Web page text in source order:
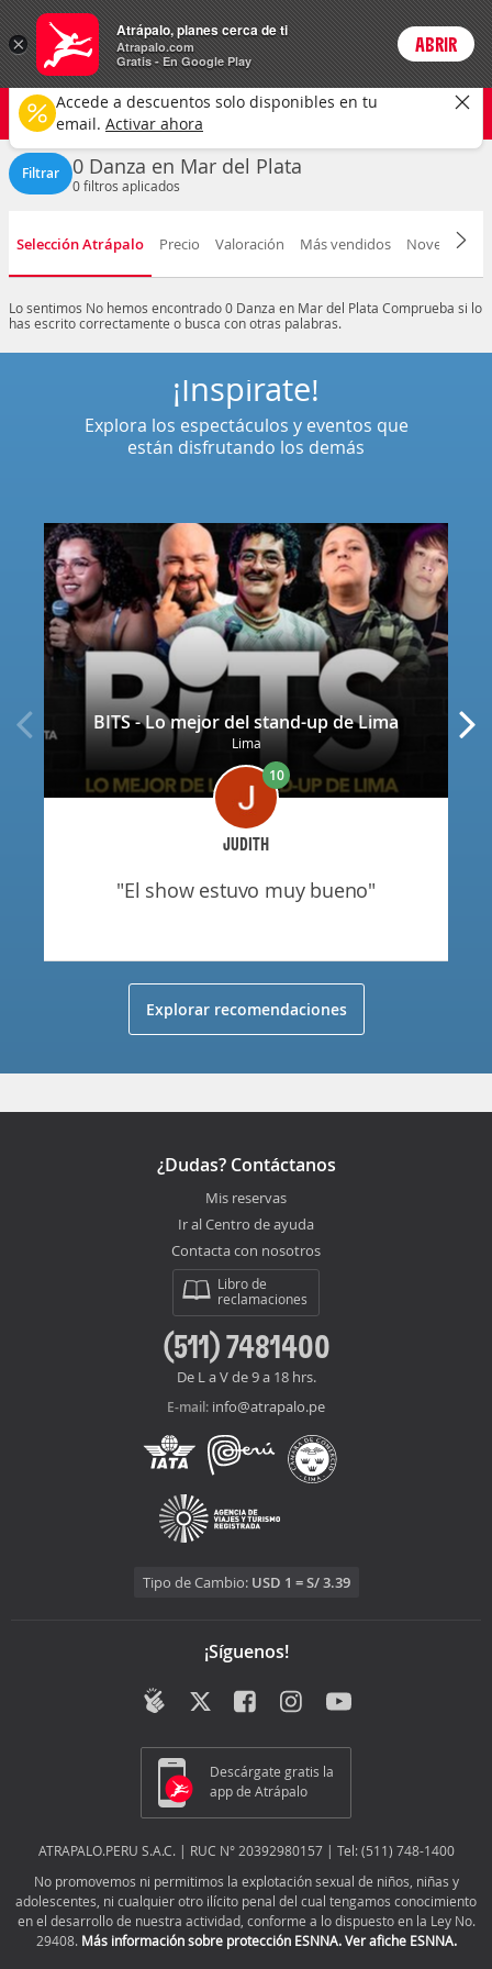
Entradas Login
Mar del Plata ciudad
Danza Selecciona una fecha
CAMBIAR
Filtrar 0 Danza en Mar del Plata
0filtros aplicados
Selección Atrápalo Precio Valoración Más vendidos Novedad
Lo sentimos No hemos encontrado 0 Danza en Mar del Plata Comprueba si lo
has escrito correctamente o busca con otras palabras.
BITS - Lo mejor del stand-up de Lima
Lima
JUDITH
10
"el show estuvo muy bueno"
¡Inspírate!
Explora los espectáculos y eventos que
están disfrutando los demás
Explorar recomendaciones
¿Dudas? Contáctanos
Mis reservas
Ir al Centro de ayuda
Contacta con nosotros
Libro de
reclamaciones
(511) 7481400
De L a V de 9 a 18 hrs.
E-mail: info@atrapalo.pe
Tipo de Cambio: USD 1 = S/ 3.39
¡Síguenos!
Descárgate gratis la
app de Atrápalo
ATRAPALO.PERU S.A.C. | RUC N° 20392980157 | Tel: (511) 748-1400
No promovemos ni permitimos la explotación sexual de niños, niñas y
adolescentes, ni cualquier otro ilícito penal del cual tengamos conocimiento
en el desarrollo de nuestra actividad, conforme a lo dispuesto en la Ley No.
29408. Más información sobre protección ESNNA. Ver afiche ESNNA.
×
Atrápalo, planes cerca de ti
Atrapalo.com
Gratis - En Google Play
ABRIR
Accede a descuentos solo disponibles en tu
email. Activar ahora